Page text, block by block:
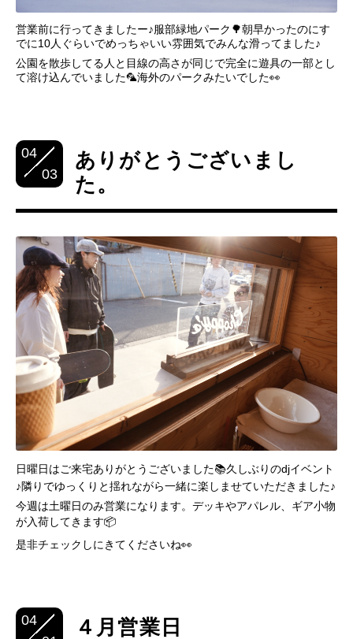
営業前に行ってきましたー♪服部緑地パーク🌳朝早かったのにす
でに10人ぐらいでめっちゃいい雰囲気でみんな滑ってました♪
公園を散歩してる人と目線の高さが同じで完全に遊具の一部とし
て溶け込んでいました🦜海外のパークみたいでした👀
04
03
ありがとうございまし
た。
日曜日はご来宅ありがとうございました📚久しぶりのdjイベント
♪隣りでゆっくりと揺れながら一緒に楽しませていただきました♪
今週は土曜日のみ営業になります。デッキやアパレル、ギア小物
が入荷してきます📦
是非チェックしにきてくださいね👀
04
４月営業日